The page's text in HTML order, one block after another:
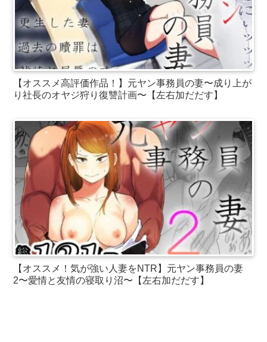
【オススメ高評価作品！】元ヤン事務員の妻〜成り上が
り社長のオヤジ狩り復讐計画〜【左右加だだす】
【オススメ！気が強い人妻をNTR】元ヤン事務員の妻
2〜愛情と友情の寝取り沼〜【左右加だだす】